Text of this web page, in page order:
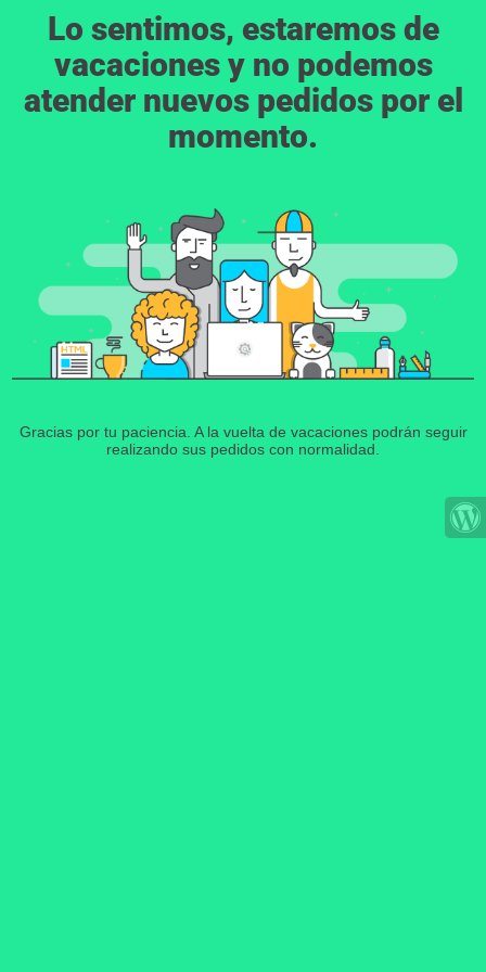
Lo sentimos, estaremos de
vacaciones y no podemos
atender nuevos pedidos por el
momento.
Gracias por tu paciencia. A la vuelta de vacaciones podrán seguir
realizando sus pedidos con normalidad.